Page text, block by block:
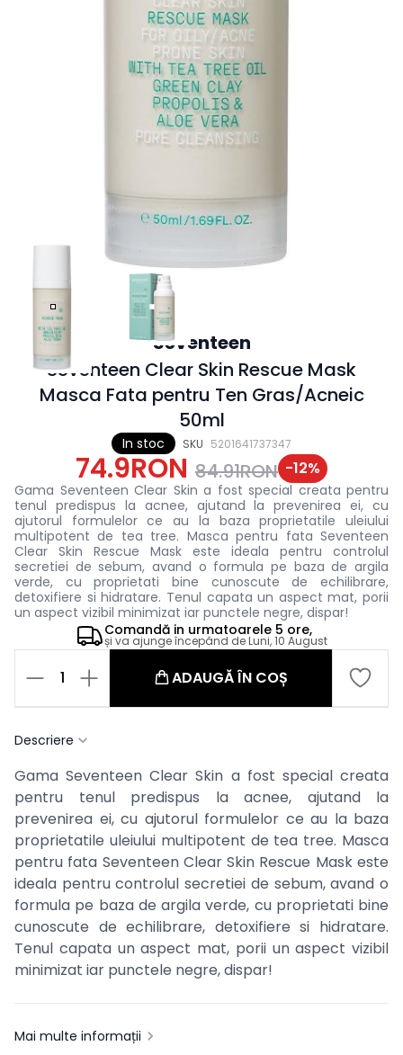
In stoc SKU 5201641737347
Seventeen
Seventeen Clear Skin Rescue Mask
Masca Fata pentru Ten Gras/Acneic
50ml
74.9RON 84.91RON -12%
Gama Seventeen Clear Skin a fost special creata pentru
tenul predispus la acnee, ajutand la prevenirea ei, cu
ajutorul formulelor ce au la baza proprietatile uleiului
multipotent de tea tree. Masca pentru fata Seventeen
Clear Skin Rescue Mask este ideala pentru controlul
secretiei de sebum, avand o formula pe baza de argila
verde, cu proprietati bine cunoscute de echilibrare,
detoxifiere si hidratare. Tenul capata un aspect mat, porii
un aspect vizibil minimizat iar punctele negre, dispar!
Comandă in urmatoarele 5 ore,
și va ajunge începând deLuni, 10 August
1 ADAUGĂ ÎN COȘ
Descriere
Gama Seventeen Clear Skin a fost special creata
pentru tenul predispus la acnee, ajutand la
prevenirea ei, cu ajutorul formulelor ce au la baza
proprietatile uleiului multipotent de tea tree. Masca
pentru fata Seventeen Clear Skin Rescue Mask este
ideala pentru controlul secretiei de sebum, avand o
formula pe baza de argila verde, cu proprietati bine
cunoscute de echilibrare, detoxifiere si hidratare.
Tenul capata un aspect mat, porii un aspect vizibil
minimizat iar punctele negre, dispar!
Mai multe informații